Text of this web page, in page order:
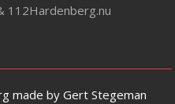
112Hardenberg.nu
made by Gert Stegeman